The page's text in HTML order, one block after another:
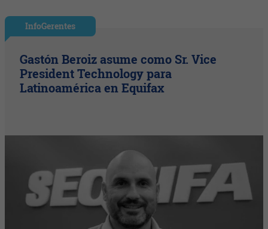
InfoGerentes
Gastón Beroiz asume como Sr. Vice
President Technology para
Latinoamérica en Equifax